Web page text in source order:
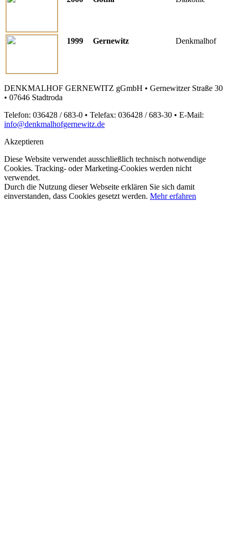
1999 Gernewitz Denkmalhof
DENKMALHOF GERNEWITZ gGmbH • Gernewitzer Straße 30
• 07646 Stadtroda
Telefon: 036428 / 683-0 • Telefax: 036428 / 683-30 • E-Mail:
info@denkmalhofgernewitz.de
Akzeptieren
Diese Website verwendet ausschließlich technisch notwendige
Cookies. Tracking- oder Marketing-Cookies werden nicht
verwendet.
Durch die Nutzung dieser Webseite erklären Sie sich damit
einverstanden, dass Cookies gesetzt werden. Mehr erfahren